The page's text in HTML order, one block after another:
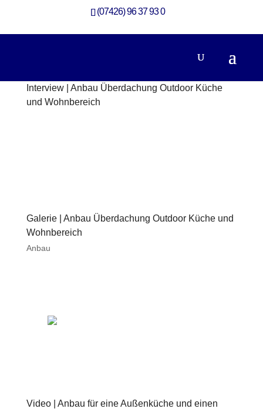
(07426) 96 37 93 0
Interview | Anbau Überdachung Outdoor Küche
und Wohnbereich
Galerie | Anbau Überdachung Outdoor Küche und
Wohnbereich
Anbau
Video | Anbau für eine Außenküche und einen